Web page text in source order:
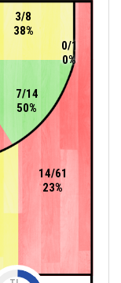
7/14
50%
3/8
38%
14/61
23%
0/1
0%